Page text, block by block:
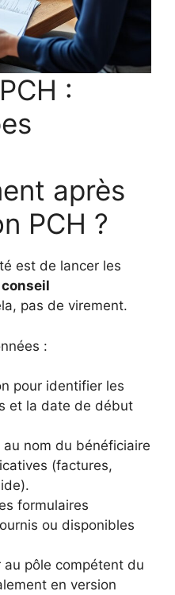
:
après
PCH ?
est de lancer les
conseil
pas de virement.
:
pour identifier les
et la date de début
au nom du bénéficiaire
(factures,
formulaires
ou disponibles
au pôle compétent du
en version